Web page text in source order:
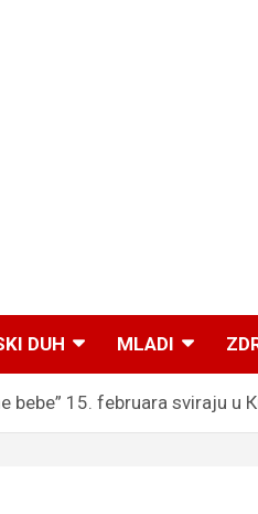
DUH MLADI
bebe” 15. februara sviraju